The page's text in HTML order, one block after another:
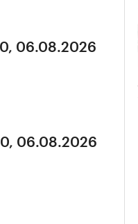
06.08.2026
06.08.2026